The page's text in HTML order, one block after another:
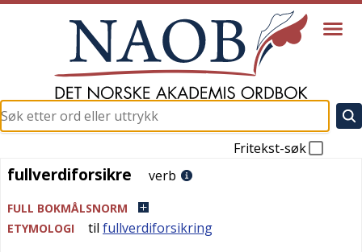
Fritekst-søk
fullverdiforsikre
fullverdiforsikre verb
FULL BOKMÅLSNORM
ETYMOLOGI
til fullverdiforsikring